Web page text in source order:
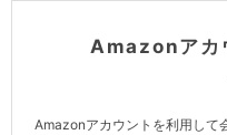
Amazonアカ
Amazonアカウントを利用して